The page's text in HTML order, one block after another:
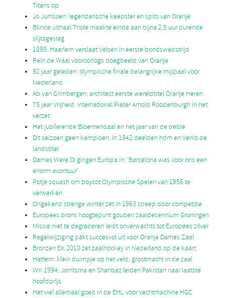
Titans op
Jo Jurrissen: legendarische keepster en spits van Oranje
Blinde uithaal Thole maakte einde aan bijna 2,5 uur durende
slijtageslag
1898: Haarlem verslaat Velsen in eerste bondswedstrijd
Rein de Waal vooroorlogs boegbeeld van Oranje
92 jaar geleden: olympische finale belangrijke mijlpaal voor
Nederland
Ab van Grimbergen: architect eerste wereldtitel Oranje Heren
75 jaar Vrijheid: international Pieter Arnold Roodenburgh in het
verzet
Het jubilerende Bloemendaal en het jaar van de treble
Dit seizoen geen kampioen, in 1942 deelden hdm en Venlo de
landstitel
Dames Were Di gingen Europa in: ‘Barcelona was voor ons een
enorm avontuur’
Potje squash om boycot Olympische Spelen van 1956 te
verwerken
Ongekend strenge winter zet in 1963 streep door competitie
Europees brons hoogtepunt gouden zaaldecennium Groningen
Missie niet te degraderen leidt onverwachts tot Europees zilver
Regelwijziging pakt succesvol uit voor Oranje Dames Zaal
Bronzen EK 2010 zet zaalhockey in Nederland op de kaart
Hattem: klein duimpje op het veld, grootmacht in de zaal
WK 1994: Jorritsma en Shahbaz leiden Pakistan naar laatste
hoofdprijs
Het viel allemaal goed in de EHL voor vechtmachine HGC